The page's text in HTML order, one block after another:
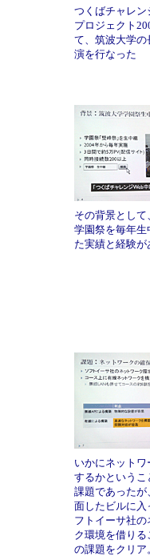
つくばチャレン
プロジェクト
て、筑波大学の
演を行なった
その背景とし
学園祭を毎年生
た実績と経験が
いかにネット
するかというこ
課題であったが
面したビルに入
フトイーサ社
ク環境を借り
の課題をクリア